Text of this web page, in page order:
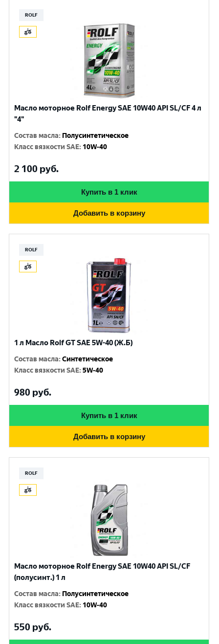
ROLF
Масло моторное Rolf Energy SAE 10W40 API SL/CF 4 л
"4"
Состав масла: Полусинтетическое
Класс вязкости SAE: 10W-40
2 100 руб.
Купить в 1 клик
Добавить в корзину
ROLF
1 л Масло Rolf GT SAE 5W-40 (Ж.Б)
Состав масла:Синтетическое
Класс вязкости SAE:5W-40
980 руб.
Купить в 1 клик
Добавить в корзину
ROLF
Масло моторное Rolf Energy SAE 10W40 API SL/CF
(полусинт.) 1 л
Состав масла: Полусинтетическое
Класс вязкости SAE: 10W-40
550 руб.